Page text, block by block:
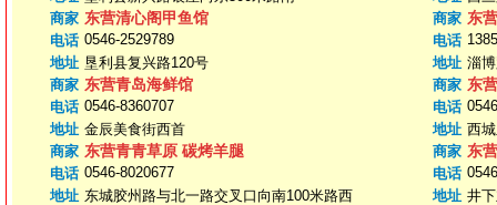
商家 东营清心阁甲鱼馆
电话 0546-2529789
地址 垦利县复兴路120号
商家 东
电话
地址 淄
商家 东营青岛海鲜馆
电话 0546-8360707
地址 金辰美食街西首
商家 东
电话
地址 西
商家 东营青青草原 碳烤羊腿
电话 0546-8020677
地址 东城胶州路与北一路交叉口向南100米路西
商家 东
电话
地址 井